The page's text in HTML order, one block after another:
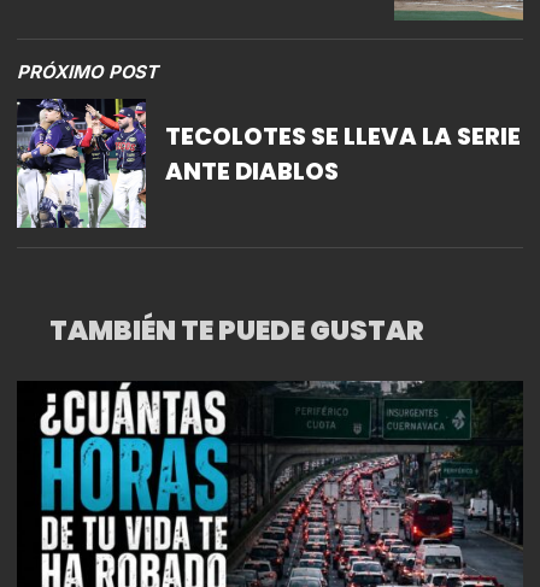
PRÓXIMO POST
TECOLOTES SE LLEVA LA SERIE
ANTE DIABLOS
TAMBIÉN TE PUEDE GUSTAR